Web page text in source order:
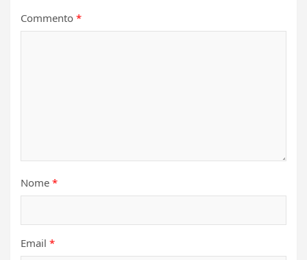
Commento *
Nome *
Email *